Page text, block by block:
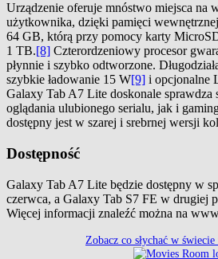
Urządzenie oferuje mnóstwo miejsca na
użytkownika, dzięki pamięci
64 GB, którą przy pomocy karty
1 TB.[8] Czterordzeniowy procesor
płynnie i szybko odtworzone.
szybkie ładowanie 15 W[9] i opcjonalne
Galaxy Tab A7 Lite doskonale sprawdza
oglądania ulubionego serialu, jak i
dostępny jest w szarej i srebrnej wersji
Dostępność
Galaxy Tab A7 Lite będzie dostępny w
czerwca, a Galaxy Tab S7 FE w drugiej
Więcej informacji znaleźć można na
Zobacz co słychać w